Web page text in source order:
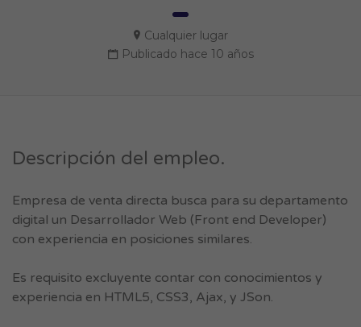
Cualquier lugar
Publicado hace 10 años
Descripción del empleo.
Empresa de venta directa busca para su departamento
digital un Desarrollador Web (Front end Developer)
con experiencia en posiciones similares.
Es requisito excluyente contar con conocimientos y
experiencia en HTML5, CSS3, Ajax, y JSon.